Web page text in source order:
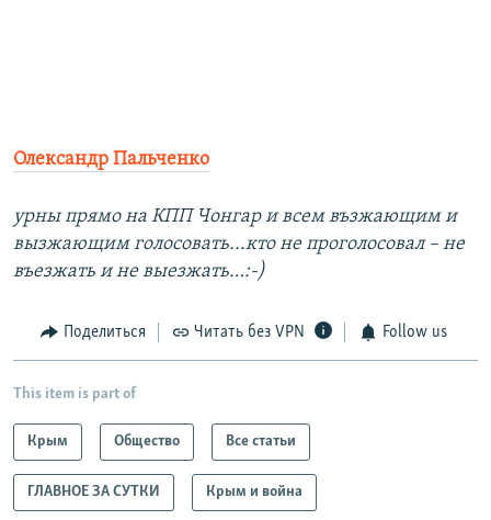
Олександр Пальченко
урны прямо на КПП Чонгар и всем възжающим и
вызжающим голосовать...кто не проголосовал – не
въезжать и не выезжать…:-)
Поделиться Читать без VPN Follow us
This item is part of
Крым Общество Все статьи
ГЛАВНОЕ ЗА СУТКИ Крым и война